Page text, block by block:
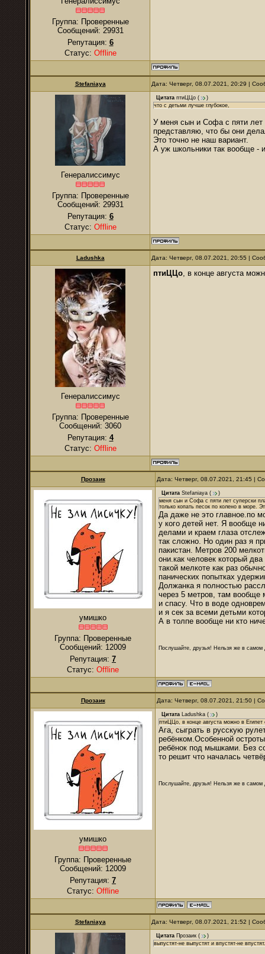
Группа: Проверенные
Сообщений: 29931
Репутация: 6
Статус: Offline
Stefaniaya Дата: Четверг, 08.07.2021, 20:29 |
Генералиссимус
Группа: Проверенные
Сообщений: 29931
Репутация: 6
Статус: Offline
Цитата птиЦЦо (
)
что с детьми лучше глубокое,
У меня сын и Софа с пяти лет
представляю, что бы они
Это точно не наш вариант.
А уж школьники так вообще -
Ladushkа Дата: Четверг, 08.07.2021, 20:55 |
Генералиссимус
Группа: Проверенные
Сообщений: 3060
Репутация: 4
Статус: Offline
птиЦЦо, в конце августа
Прозаик Дата: Четверг, 08.07.2021, 21:45 |
умишко
Группа: Проверенные
Сообщений: 12009
Репутация: 7
Статус: Offline
Цитата Stefaniaya (
)
меня сын и Софа с пяти лет суперски
только копать песок по колено в море.
Да даже не это главное.по
у кого детей нет. Я вообще
делами и краем глаза
так сложно. Но один раз я
пакистан. Метров 200
они.как человек который
такой мелкоте как раз
панических попытках
Должанка я полностью
через 5 метров, там вообще
и спасу. Что в воде
и я сек за всеми детьми
А в толпе вообще ни кто
Послушайте, друзья! Нельзя же в самом
Прозаик Дата: Четверг, 08.07.2021, 21:50 |
умишко
Группа: Проверенные
Сообщений: 12009
Репутация: 7
Статус: Offline
Цитата Ladushkа (
)
птиЦЦо, в конце августа можно в Египет
Ага, сыграть в русскую
ребёнком.Особенной
ребёнок под мышками. Без
то решит что началась
Послушайте, друзья! Нельзя же в самом
Stefaniaya Дата: Четверг, 08.07.2021, 21:52 |
Цитата Прозаик (
)
выпустят-не выпустят и впустят-не впустят.